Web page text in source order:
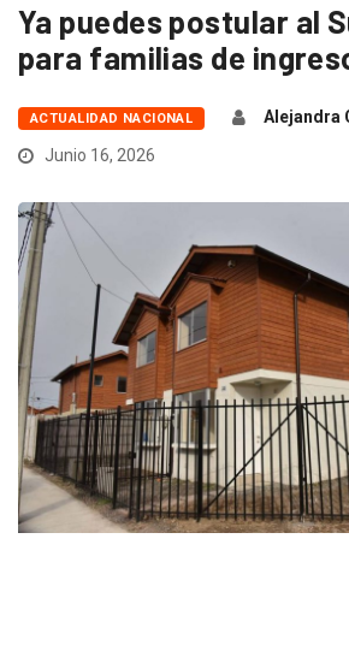
Ya puedes postular al
para familias de
ACTUALIDAD NACIONAL
Alejandra
Junio 16, 2026